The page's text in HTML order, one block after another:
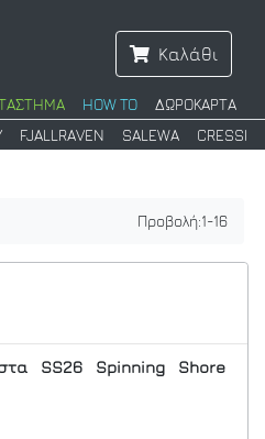
Καλάθι
HOW TO
ΔΩΡΟΚΑΡΤΑ
FJALLRAVEN SALEWA CRESSI
Προβολή:1-16
SS26 Spinning
Shore